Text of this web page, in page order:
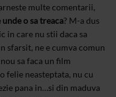
multe comentarii,
o sa treaca? M-a dus
in care nu stii daca sa
sfarsit, ne e cumva comun
nou sa faca un film
felie neasteptata, nu cu
pana in…si din maduva